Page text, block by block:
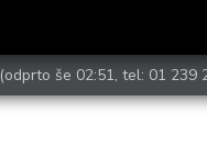
(odprto še 02:51, tel: 01 239